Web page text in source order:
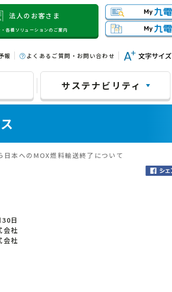
法人のお客さま
各種ソリューションのご案内
報 よくあるご質問・お問い合わせ 文字サイズ
サステナビリティ
日本へのMOX燃料輸送終了について
日
会社
会社